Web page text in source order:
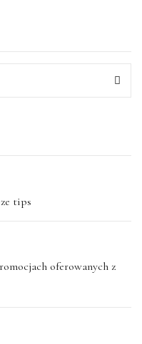
tips
oferowanych z